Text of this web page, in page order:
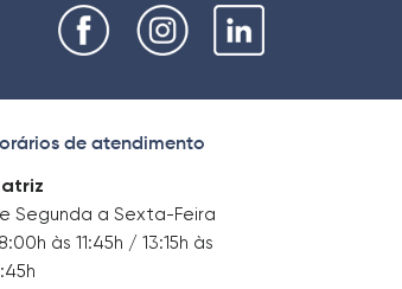
de atendimento
Segunda a Sexta-Feira
às 11:45h / 13:15h às